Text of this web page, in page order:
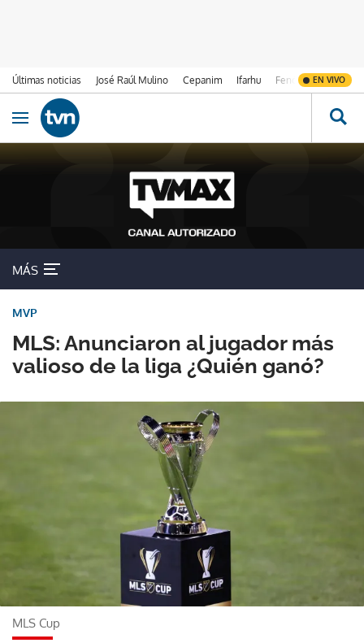
Últimas noticias José Raúl Mulino Cepanim Ifarhu Fenómeno de El
EN VIVO
Ir al contenido
Obrir navegació
MÁS
MLS: Anunciaron al jugador más
valioso de la liga ¿Quién ganó?
MVP
MLS Cup